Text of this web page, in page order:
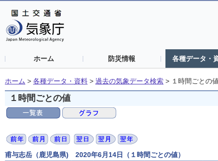
ホーム 防災情報 各種データ・
ホーム > 各種データ・資料 > 過去の気象データ検索 > １時間ごとの
１時間ごとの値
甫与志岳（鹿児島県) 2020年6月14日（１時間ごとの値）